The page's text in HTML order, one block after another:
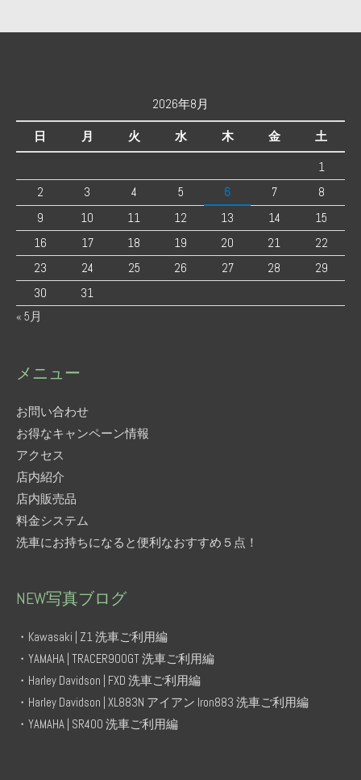
2026年8月
日 月 火 水 木 金 土
1
2
3 4 5 6 7
8
9
10 11 12 13 14
15
16
17 18 19 20 21
22
23
24 25 26 27 28
29
30
31
« 5月
メニュー
お問い合わせ
お得なキャンペーン情報
アクセス
店内紹介
店内販売品
料金システム
洗車にお持ちになると便利なおすすめ５点！
NEW写真ブログ
・Kawasaki | Z1 洗車ご利用編
・YAMAHA | TRACER900GT 洗車ご利用編
・Harley Davidson | FXD 洗車ご利用編
・Harley Davidson | XL883N アイアン Iron883 洗車ご利用編
・YAMAHA | SR400 洗車ご利用編